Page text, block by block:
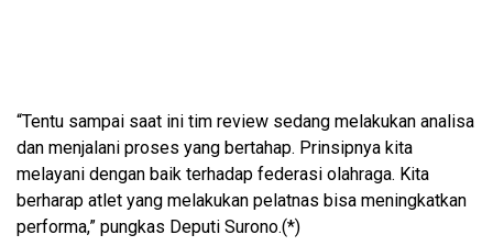
“Tentu sampai saat ini tim review sedang melakukan analisa
dan menjalani proses yang bertahap. Prinsipnya kita
melayani dengan baik terhadap federasi olahraga. Kita
berharap atlet yang melakukan pelatnas bisa meningkatkan
performa,” pungkas Deputi Surono.(*)